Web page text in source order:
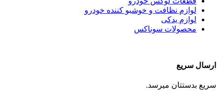
لوازم نظافت و خوشبو کننده خودرو
لوازم یدکی
محصولات سوناکس
ارسال سریع
سریع بدستتان میرسد.